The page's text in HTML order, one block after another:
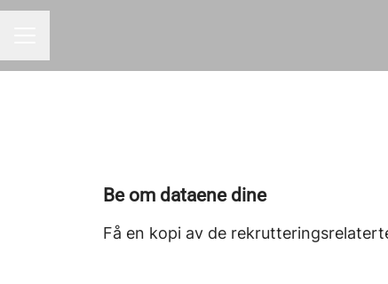
Be om dataene dine
Få en kopi av de